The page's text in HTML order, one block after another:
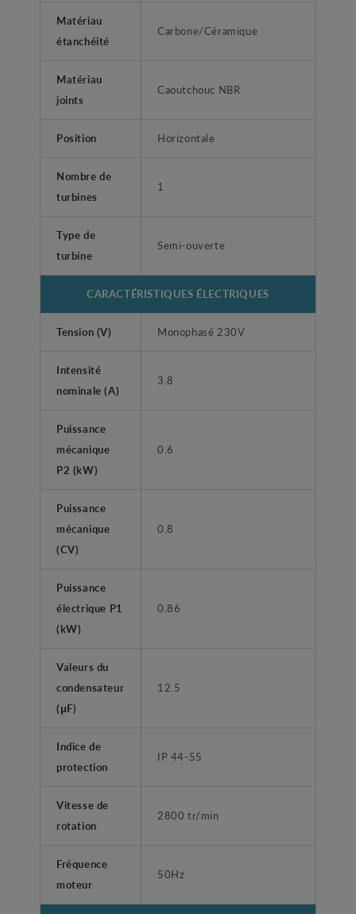
Matériau
étanchéité
Carbone/Céramique
Matériau
joints
Caoutchouc NBR
Position Horizontale
Nombre de
turbines
1
Type de
turbine
Semi-ouverte
CARACTÉRISTIQUES ÉLECTRIQUES
Tension (V) Monophasé 230V
Intensité
nominale (A)
3.8
Puissance
mécanique
P2 (kW)
0.6
Puissance
mécanique
(CV)
0.8
Puissance
électrique P1
(kW)
0.86
Valeurs du
condensateur
(μF)
12.5
Indice de
protection
IP 44-55
Vitesse de
rotation
2800 tr/min
Fréquence
moteur
50Hz